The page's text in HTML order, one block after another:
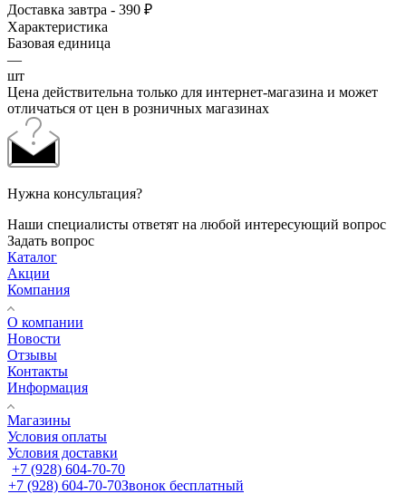
Доставка завтра - 390 ₽
Характеристика
Базовая единица
—
шт
Цена действительна только для интернет-магазина и может
отличаться от цен в розничных магазинах
Нужна консультация?
Наши специалисты ответят на любой интересующий вопрос
Задать вопрос
Каталог
Акции
Компания
О компании
Новости
Отзывы
Контакты
Информация
Магазины
Условия оплаты
Условия доставки
+7 (928) 604-70-70
+7 (928) 604-70-70Звонок бесплатный